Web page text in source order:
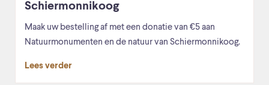
Schiermonnikoog
Maak uw bestelling af met een donatie van €5 aan
Natuurmonumenten en de natuur van Schiermonnikoog.
Lees verder